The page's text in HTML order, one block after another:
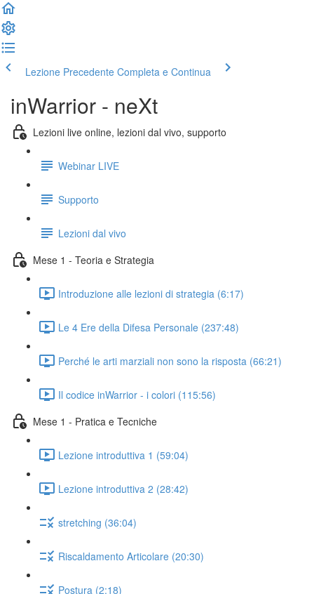
Lezione Precedente Completa e Continua
inWarrior - neXt
Lezioni live online, lezioni dal vivo, supporto
Webinar LIVE
Supporto
Lezioni dal vivo
Mese 1 - Teoria e Strategia
Introduzione alle lezioni di strategia (6:17)
Le 4 Ere della Difesa Personale (237:48)
Perché le arti marziali non sono la risposta (66:21)
Il codice inWarrior - i colori (115:56)
Mese 1 - Pratica e Tecniche
Lezione introduttiva 1 (59:04)
Lezione introduttiva 2 (28:42)
stretching (36:04)
Riscaldamento Articolare (20:30)
Postura (2:18)